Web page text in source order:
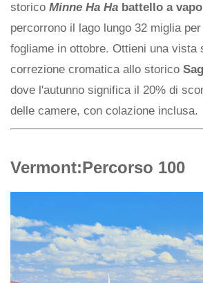
storico Minne Ha Ha battello a
percorrono il lago lungo 32 miglia
fogliame in ottobre. Ottieni una vista
correzione cromatica allo storico
dove l'autunno significa il 20% di
delle camere, con colazione inclusa.
Vermont:Percorso 100